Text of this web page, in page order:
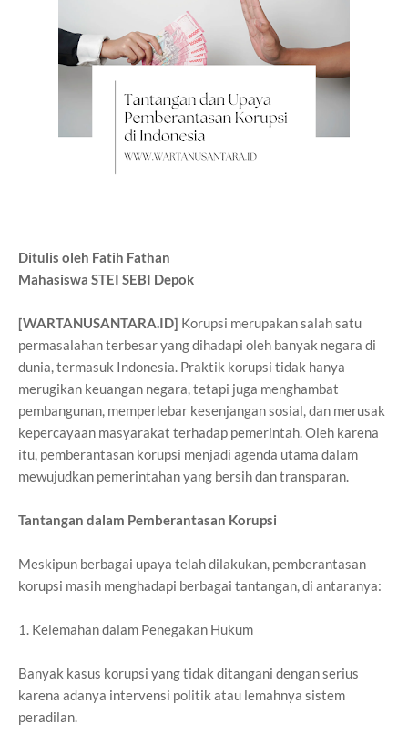
Ditulis oleh Fatih Fathan
Mahasiswa STEI SEBI Depok
[WARTANUSANTARA.ID] Korupsi merupakan salah satu
permasalahan terbesar yang dihadapi oleh banyak negara di
dunia, termasuk Indonesia. Praktik korupsi tidak hanya
merugikan keuangan negara, tetapi juga menghambat
pembangunan, memperlebar kesenjangan sosial, dan merusak
kepercayaan masyarakat terhadap pemerintah. Oleh karena
itu, pemberantasan korupsi menjadi agenda utama dalam
mewujudkan pemerintahan yang bersih dan transparan.
Tantangan dalam Pemberantasan Korupsi
Meskipun berbagai upaya telah dilakukan, pemberantasan
korupsi masih menghadapi berbagai tantangan, di antaranya:
1. Kelemahan dalam Penegakan Hukum
Banyak kasus korupsi yang tidak ditangani dengan serius
karena adanya intervensi politik atau lemahnya sistem
peradilan.